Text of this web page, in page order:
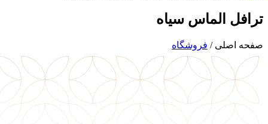
ترافل الماس سیاه
صفحه اصلی / فروشگاه